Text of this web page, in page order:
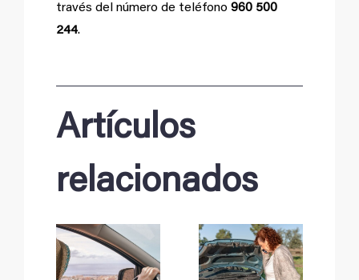
través del número de teléfono 960 500
244.
Artículos
relacionados